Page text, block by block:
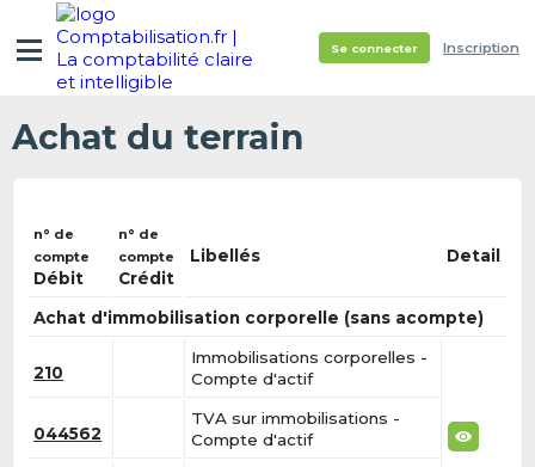
Se connecter Inscription
Achat du terrain
n° de
compte
Débit
n° de
compte
Crédit
Libellés Detail
Achat d'immobilisation corporelle (sans acompte)
210
Immobilisations corporelles -
Compte d'actif
044562
TVA sur immobilisations -
Compte d'actif